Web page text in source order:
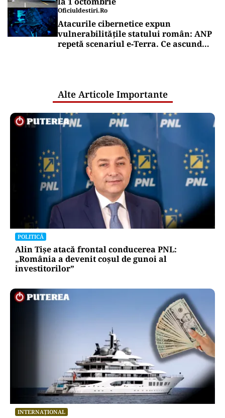
Oficiuldestiri.ro
Atacurile cibernetice expun
vulnerabilitățile statului român: ANP
repetă scenariul e‑Terra. Ce ascund
Alte Articole Importante
POLITICĂ
Alin Tișe atacă frontal conducerea PNL:
„România a devenit coșul de gunoi al
investitorilor”
INTERNAȚIONAL